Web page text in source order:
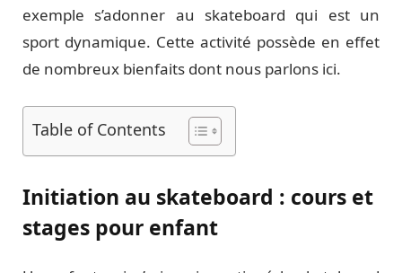
exemple s’adonner au skateboard qui est un
sport dynamique. Cette activité possède en effet
de nombreux bienfaits dont nous parlons ici.
Table of Contents
Initiation au skateboard : cours et
stages pour enfant